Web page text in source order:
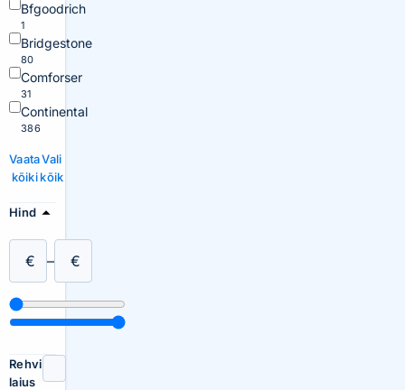
Bfgoodrich
1
Bridgestone
80
Comforser
31
Continental
386
Vaata
kõiki
Vali
kõik
Hind
€ – €
Rehvi
laius